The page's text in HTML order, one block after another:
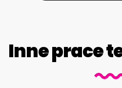
Inne prace